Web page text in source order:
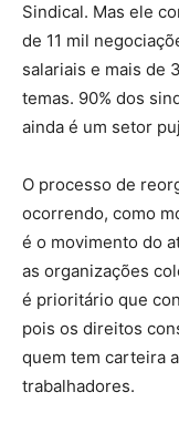
Sindical. Mas ele
de 11 mil
salariais e mais de
temas. 90% dos
ainda é um setor
O processo de
ocorrendo, como
é o movimento do
as organizações
é prioritário que
pois os direitos
quem tem carteira
trabalhadores.